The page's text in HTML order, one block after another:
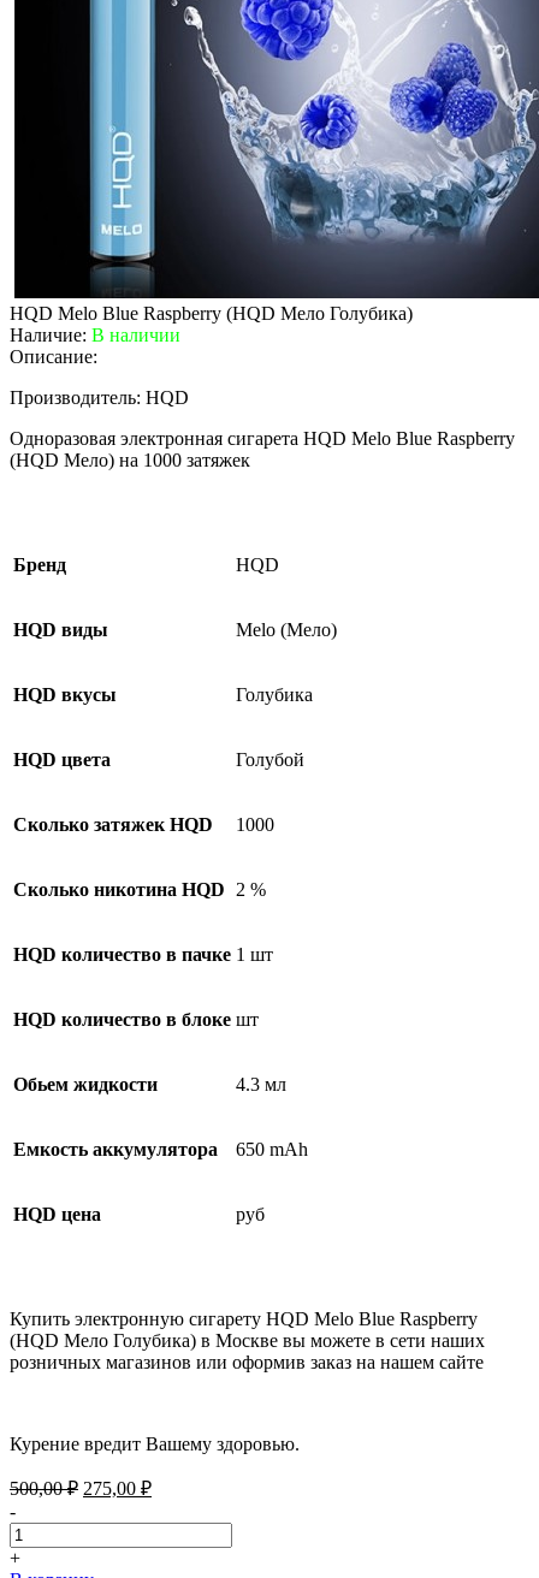
HQD Melo Blue Raspberry (HQD Мело Голубика)
Наличие: В наличии
Описание:
Производитель: HQD
Одноразовая электронная сигарета HQD Melo Blue Raspberry
(HQD Мело) на 1000 затяжек
Бренд HQD
HQD виды Melo (Мело)
HQD вкусы Голубика
HQD цвета Голубой
Сколько затяжек HQD 1000
Сколько никотина HQD 2 %
HQD количество в пачке 1 шт
HQD количество в блоке шт
Обьем жидкости 4.3 мл
Емкость аккумулятора 650 mAh
HQD цена руб
Купить электронную сигарету HQD Melo Blue Raspberry
(HQD Мело Голубика) в Москве вы можете в сети наших
розничных магазинов или оформив заказ на нашем сайте
Курение вредит Вашему здоровью.
500,00₽ Первоначальная
составляла
500,00 ₽.
275,00 ₽Текущая
275,00 ₽.
-
+